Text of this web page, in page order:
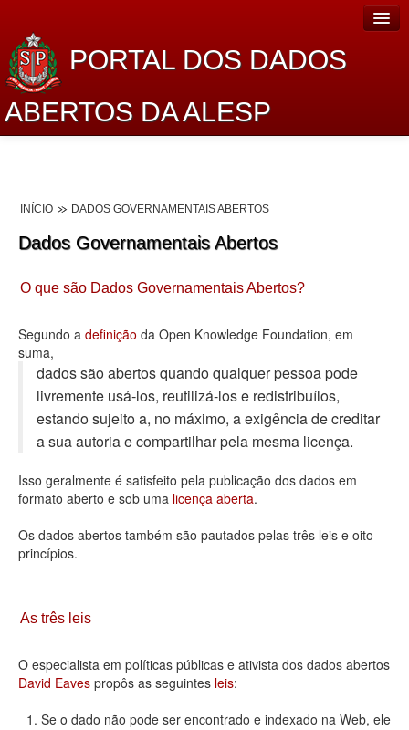
PORTAL DOS DADOS
ABERTOS DA ALESP
Lei de Acesso à Informação
Dados Governamentais Abertos
Planejamento
Catálogo de dados
Processo Legislativo
Deputados Estaduais
Administração
Legislação
Agenda
Contato
INÍCIO DADOS GOVERNAMENTAIS ABERTOS
Dados Governamentais Abertos
O que são Dados Governamentais Abertos?
Segundo a definição da Open Knowledge Foundation, em
suma,
dados são abertos quando qualquer pessoa pode
livremente usá-los, reutilizá-los e redistribuí­los,
estando sujeito a, no máximo, a exigência de creditar
a sua autoria e compartilhar pela mesma licença.
Isso geralmente é satisfeito pela publicação dos dados em
formato aberto e sob uma licença aberta.
Os dados abertos também são pautados pelas três leis e oito
princípios.
As três leis
O especialista em políticas públicas e ativista dos dados abertos
David Eaves propôs as seguintes leis:
Se o dado não pode ser encontrado e indexado na Web, ele